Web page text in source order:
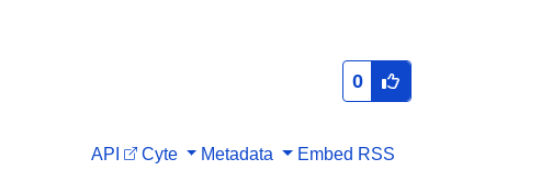
0
API Cyte Metadata Embed RSS